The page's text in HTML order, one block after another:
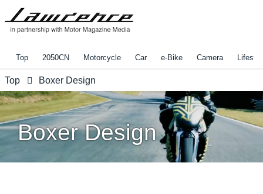
Top 2050CN Motorcycle Car e-Bike Camera
Top Boxer Design
Boxer Design